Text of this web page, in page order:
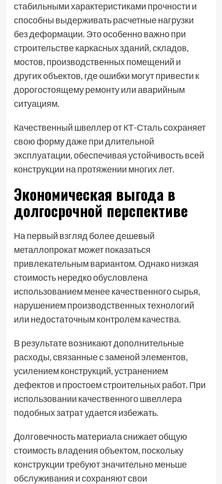
стабильными характеристиками прочности и
способны выдерживать расчетные нагрузки
без деформации. Это особенно важно при
строительстве каркасных зданий, складов,
мостов, производственных помещений и
других объектов, где ошибки могут привести к
дорогостоящему ремонту или аварийным
ситуациям.
Качественный швеллер отКТ-Стальсохраняет
свою форму даже при длительной
эксплуатации, обеспечивая устойчивость всей
конструкции на протяжении многих лет.
Экономическая выгода в
долгосрочной перспективе
На первый взгляд более дешевый
металлопрокат может показаться
привлекательным вариантом. Однако низкая
стоимость нередко обусловлена
использованием менее качественного сырья,
нарушением производственных технологий
или недостаточным контролем качества.
В результате возникают дополнительные
расходы, связанные с заменой элементов,
усилением конструкций, устранением
дефектов и простоем строительных работ. При
использовании качественного швеллера
подобных затрат удается избежать.
Долговечность материала снижает общую
стоимость владения объектом, поскольку
конструкции требуют значительно меньше
обслуживания и сохраняют свои